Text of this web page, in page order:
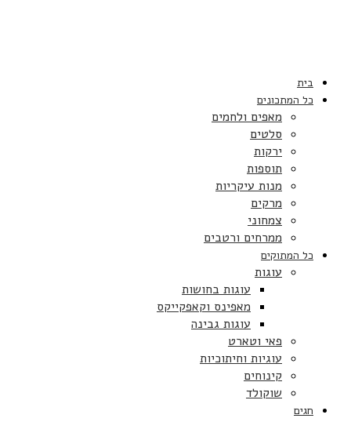
בית
כל המתכונים
מאפים ולחמים
סלטים
ירקות
תוספות
מנות עיקריות
מרקים
צמחוני
ממרחים ורטבים
כל המתוקים
עוגות
עוגות בחושות
מאפינס וקאפקייקס
עוגות גבינה
פאי וטארט
עוגיות וחיתוכיות
קינוחים
שוקולד
חגים